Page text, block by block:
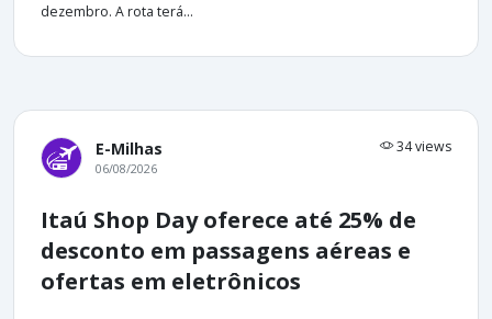
dezembro. A rota terá...
E-Milhas 34 views
06/08/2026
Itaú Shop Day oferece até 25% de
desconto em passagens aéreas e
ofertas em eletrônicos